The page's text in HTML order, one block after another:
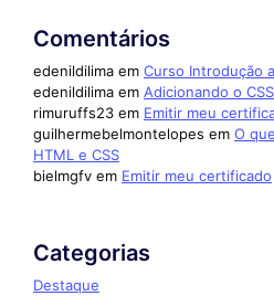
Comentários
edenildilima em Curso Introdução
edenildilima em Adicionando o
rimuruffs23 em Emitir meu
guilhermebelmontelopes em O
HTML e CSS
bielmgfv em Emitir meu certificado
Categorias
Destaque